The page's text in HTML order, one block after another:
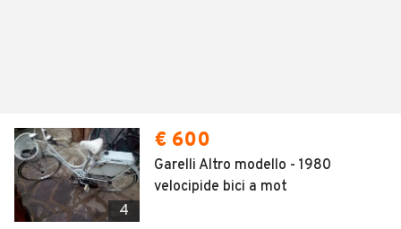
4
€ 600
Garelli Altro modello - 1980
velocipide bici a mot